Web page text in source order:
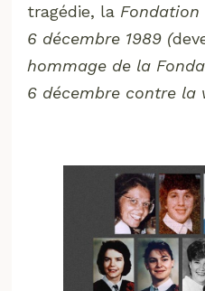
tragédie, la Fondation
6 décembre 1989 (
hommage de la
6 décembre contre la